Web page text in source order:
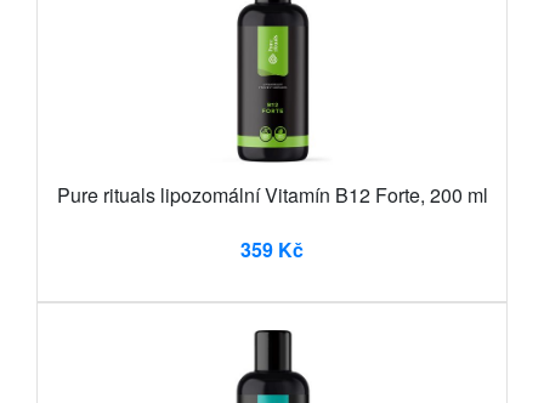
Pure rituals lipozomální Vitamín B12 Forte, 200 ml
359 Kč